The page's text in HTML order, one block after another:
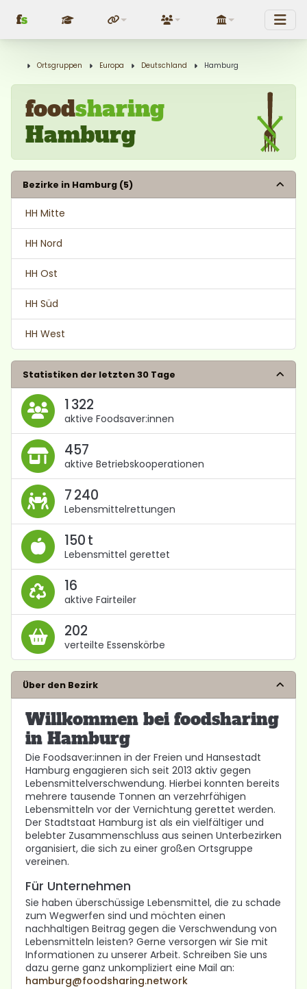
fs FundraisingÜber uns Politik
Ortsgruppen Europa Deutschland Hamburg
foodsharing
Hamburg
Bezirke in Hamburg (5)
HH Mitte
HH Nord
HH Ost
HH Süd
HH West
Statistiken der letzten 30 Tage
1 322
aktive Foodsaver:innen
457
aktive Betriebskooperationen
7 240
Lebensmittelrettungen
150 t
Lebensmittel gerettet
16
aktive Fairteiler
202
verteilte Essenskörbe
Über den Bezirk
Willkommen bei foodsharing
in Hamburg
Die Foodsaver:innen in der Freien und Hansestadt
Hamburg engagieren sich seit 2013 aktiv gegen
Lebensmittelverschwendung. Hierbei konnten bereits
mehrere tausende Tonnen an verzehrfähigen
Lebensmitteln vor der Vernichtung gerettet werden.
Der Stadtstaat Hamburg ist als ein vielfältiger und
belebter Zusammenschluss aus seinen Unterbezirken
organisiert, die sich zu einer großen Ortsgruppe
vereinen.
Für Unternehmen
Sie haben überschüssige Lebensmittel, die zu schade
zum Wegwerfen sind und möchten einen
nachhaltigen Beitrag gegen die Verschwendung von
Lebensmitteln leisten? Gerne versorgen wir Sie mit
Informationen zu unserer Arbeit. Schreiben Sie uns
dazu gerne ganz unkompliziert eine Mail an:
hamburg@foodsharing.network